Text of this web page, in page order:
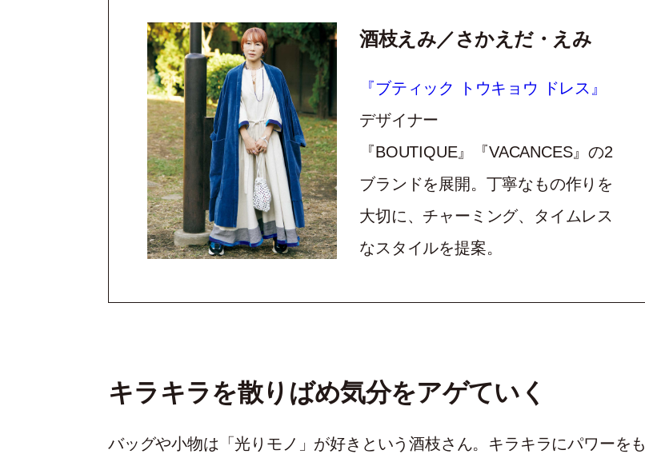
酒枝えみ／さかえだ・えみ
『ブティック トウキョウ ドレス』
デザイナー
『BOUTIQUE』『VACANCES』の2
ブランドを展開。丁寧なもの作りを
大切に、チャーミング、タイムレス
なスタイルを提案。
キラキラを散りばめ気分をアゲていく
バッグや小物は「光りモノ」が好きという酒枝さん。キラキラにパワーをも